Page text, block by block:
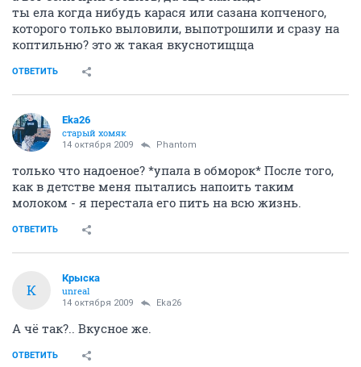
ты ела когда нибудь карася или сазана копченого,
которого только выловили, выпотрошили и сразу на
коптильню? это ж такая вкуснотищща
ОТВЕТИТЬ
Eka26
старый хомяк
14 октября 2009 Phantom
только что надоеное? *упала в обморок* После того,
как в детстве меня пытались напоить таким
молоком - я перестала его пить на всю жизнь.
ОТВЕТИТЬ
К
Крыска
unreal
14 октября 2009 Eka26
А чё так?.. Вкусное же.
ОТВЕТИТЬ